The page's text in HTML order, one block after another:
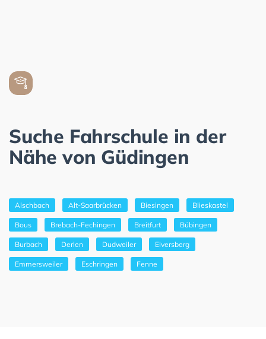
Suche Fahrschule in der
Nähe von Güdingen
Alschbach Alt-Saarbrücken Biesingen Blieskastel
Bous Brebach-Fechingen Breitfurt Bübingen
Burbach Derlen Dudweiler Elversberg
Emmersweiler Eschringen Fenne